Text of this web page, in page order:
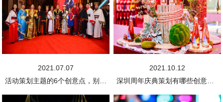
2021.07.07
2021.10.12